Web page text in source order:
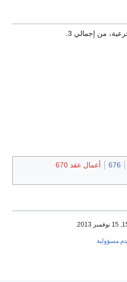
676
أعمال عقد 670
مسؤولية